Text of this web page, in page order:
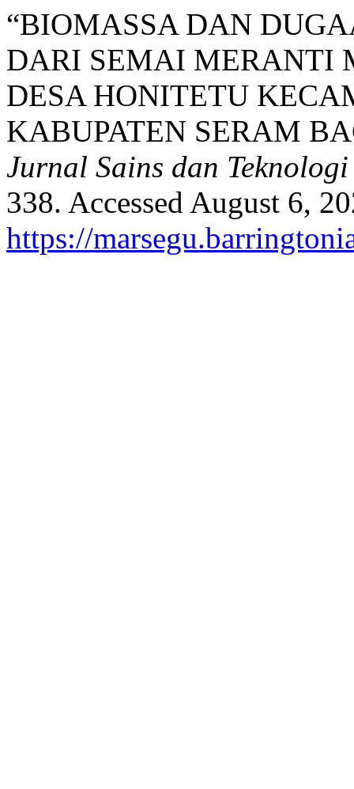
“BIOMASSA DAN
DARI SEMAI MERANTI
DESA HONITETU
KABUPATEN SERAM
Jurnal Sains dan Teknologi
338. Accessed August 6,
https://